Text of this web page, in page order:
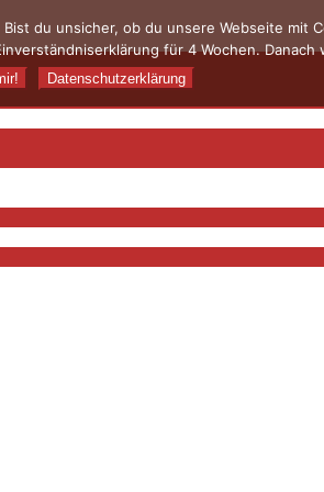
du unsicher, ob du unsere Webseite mit
für 4 Wochen.
Datenschutzerklärung